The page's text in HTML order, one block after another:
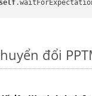
self
đổi